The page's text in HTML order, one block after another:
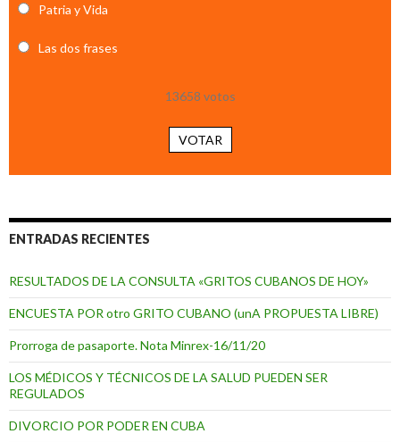
Patria y Vida
Las dos frases
13658 votos
VOTAR
ENTRADAS RECIENTES
RESULTADOS DE LA CONSULTA «GRITOS CUBANOS DE HOY»
ENCUESTA POR otro GRITO CUBANO (unA PROPUESTA LIBRE)
Prorroga de pasaporte. Nota Minrex-16/11/20
LOS MÉDICOS Y TÉCNICOS DE LA SALUD PUEDEN SER
REGULADOS
DIVORCIO POR PODER EN CUBA